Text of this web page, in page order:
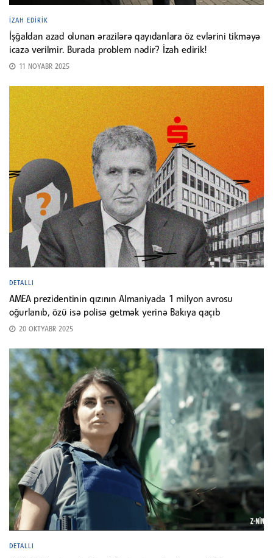
İZAH EDIRIK
İşğaldan azad olunan ərazilərə qayıdanlara öz evlərini tikməyə
icazə verilmir. Burada problem nədir? İzah edirik!
11 NOYABR 2025
DETALLI
AMEA prezidentinin qızının Almaniyada 1 milyon avrosu
oğurlanıb, özü isə polisə getmək yerinə Bakıya qaçıb
20 OKTYABR 2025
DETALLI